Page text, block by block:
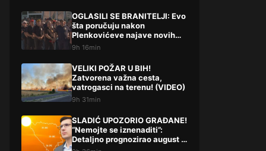
OGLASILI SE BRANITELJI: Evo
šta poručuju nakon
Plenkovićeve najave novih
dodataka na mirovine
9h 16min
VELIKI POŽAR U BIH!
Zatvorena važna cesta,
vatrogasci na terenu! (VIDEO)
9h 31min
SLADIĆ UPOZORIO GRAĐANE!
“Nemojte se iznenaditi”:
Detaljno prognozirao august i
septembar